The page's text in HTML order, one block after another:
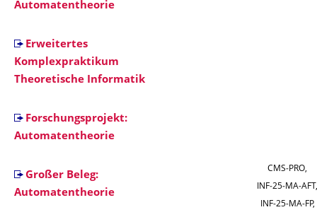
Automatentheorie
Erweitertes
Komplexpraktikum
Theoretische Informatik
Forschungsprojekt:
Automatentheorie
Großer Beleg:
Automatentheorie
CMS‑PRO,
INF‑25‑MA‑AFT,
INF‑25‑MA‑FP,